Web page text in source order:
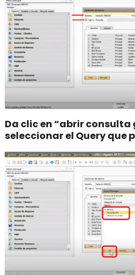
Da clic en “abrir
seleccionar el Query